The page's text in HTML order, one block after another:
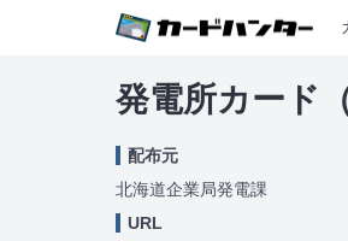
発電所カード
配布元
北海道企業局発電課
URL